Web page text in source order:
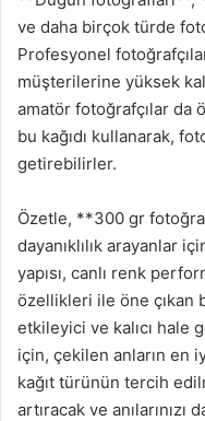
ve daha birçok türde
Profesyonel
müşterilerine yüksek
amatör fotoğrafçılar da
bu kağıdı kullanarak,
getirebilirler.
Özetle, **300 gr
dayanıklılık arayanlar
yapısı, canlı renk
özellikleri ile öne çıkan
etkileyici ve kalıcı hale
için, çekilen anların en
kağıt türünün tercih
artıracak ve anılarınızı